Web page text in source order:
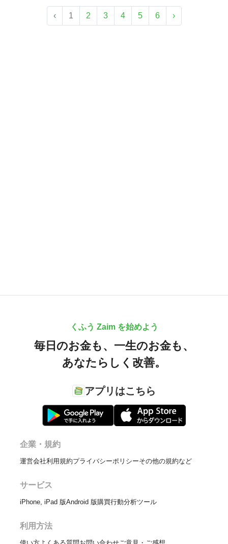
‹ 1 2 3 4 5 6 ›
くふう Zaim を始めよう
毎日のお金も、 一生のお金も、
あなたらしく改善。
アプリはこちら
企業・規約
運営会社利用規約プライバシーポリシーその他の規約など
サービス
iPhone, iPad 版Android 版購買行動分析ツール
利用方法